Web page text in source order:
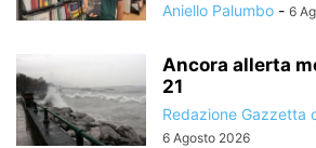
Aniello Palumbo - 6
Ancora allerta
21
Redazione Gazzetta
6 Agosto 2026